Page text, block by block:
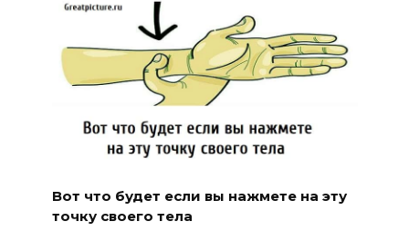
Вот что будет если вы нажмете на эту
точку своего тела